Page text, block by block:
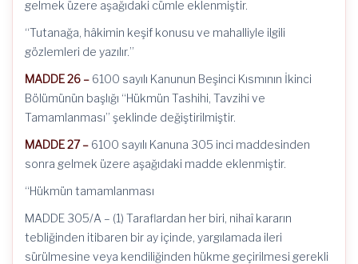
gelmek üzere aşağıdaki cümle eklenmiştir.
“Tutanağa, hâkimin keşif konusu ve mahalliyle ilgili
gözlemleri de yazılır.”
MADDE 26 – 6100 sayılı Kanunun Beşinci Kısmının İkinci
Bölümünün başlığı “Hükmün Tashihi, Tavzihi ve
Tamamlanması” şeklinde değiştirilmiştir.
MADDE 27 – 6100 sayılı Kanuna 305 inci maddesinden
sonra gelmek üzere aşağıdaki madde eklenmiştir.
“Hükmün tamamlanması
MADDE 305/A – (1) Taraflardan her biri, nihaî kararın
tebliğinden itibaren bir ay içinde, yargılamada ileri
sürülmesine veya kendiliğinden hükme geçirilmesi gerekli